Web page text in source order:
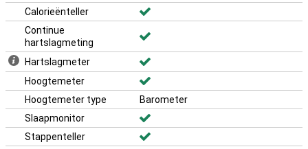
Calorieënteller
Continue
hartslagmeting
Hartslagmeter
Hoogtemeter
Hoogtemeter type
Barometer
Slaapmonitor
Stappenteller